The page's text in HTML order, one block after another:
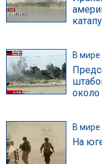
В мире
около
В мире
На